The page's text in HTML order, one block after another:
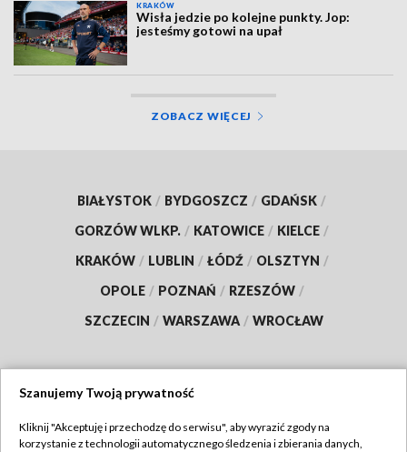
KRAKÓW
Wisła jedzie po kolejne punkty. Jop:
jesteśmy gotowi na upał
ZOBACZ WIĘCEJ
BIAŁYSTOK / BYDGOSZCZ / GDAŃSK /
GORZÓW WLKP. / KATOWICE / KIELCE /
KRAKÓW / LUBLIN / ŁÓDŹ / OLSZTYN /
OPOLE / POZNAŃ / RZESZÓW /
SZCZECIN / WARSZAWA / WROCŁAW
TVP
Szanujemy Twoją prywatność
Kliknij "Akceptuję i przechodzę do serwisu", aby wyrazić zgody na
korzystanie z technologii automatycznego śledzenia i zbierania danych,